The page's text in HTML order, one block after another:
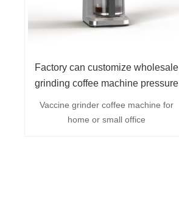
スクープとタンパー)。
Factory can customize wholesale
grinding coffee machine pressure
Vaccine grinder coffee machine for
home or small office